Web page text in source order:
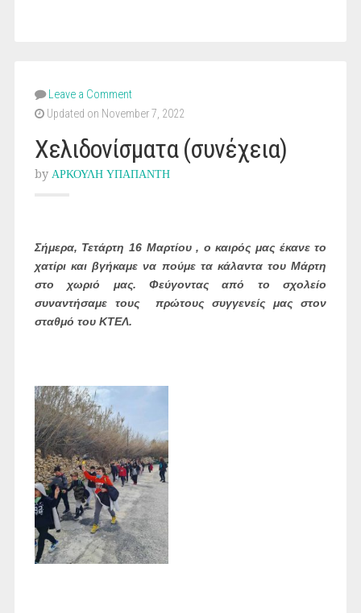
Leave a Comment
Updated on November 7, 2022
Χελιδονίσματα (συνέχεια)
by ΑΡΚΟΥΛΗ ΥΠΑΠΑΝΤΗ
Σήμερα, Τετάρτη 16 Μαρτίου , ο καιρός μας έκανε το
χατίρι και βγήκαμε να πούμε τα κάλαντα του Μάρτη
στο χωριό μας. Φεύγοντας από το σχολείο
συναντήσαμε τους πρώτους συγγενείς μας στον
σταθμό του ΚΤΕΛ.